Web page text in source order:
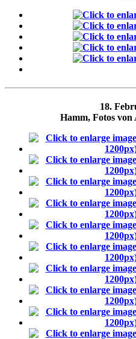
18.
Hamm, Fotos